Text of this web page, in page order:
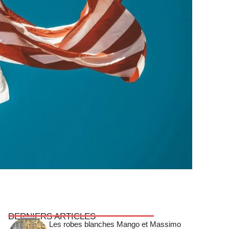
DERNIERS ARTICLES
Les robes blanches Mango et Massimo